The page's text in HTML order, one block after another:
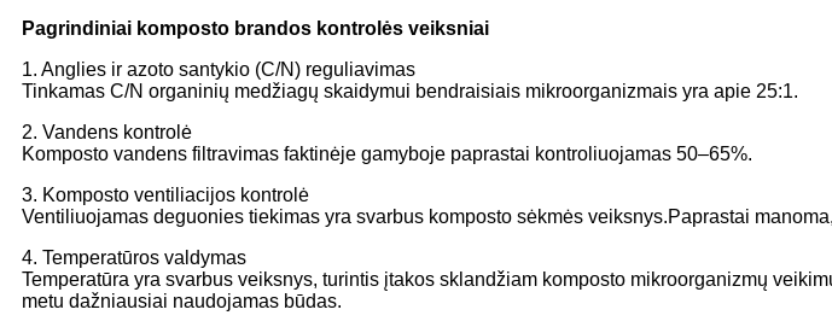
Pagrindiniai komposto brandos kontrolės veiksniai
1. Anglies ir azoto santykio (C/N) reguliavimas
Tinkamas C/N organinių medžiagų skaidymui bendraisiais mikroorganizmais yra apie 25:1.
2. Vandens kontrolė
Komposto vandens filtravimas faktinėje gamyboje paprastai kontroliuojamas 50–65%.
3. Komposto ventiliacijos kontrolė
Ventiliuojamas deguonies tiekimas yra svarbus komposto sėkmės veiksnys.Paprastai
4. Temperatūros valdymas
Temperatūra yra svarbus veiksnys, turintis įtakos sklandžiam komposto mikroorganizmų
metu dažniausiai naudojamas būdas.